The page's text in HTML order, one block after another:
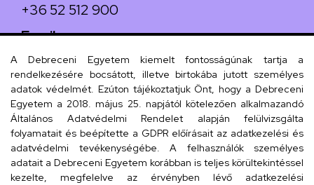
+36 52 512 900
Email
arany.titkarsag@arany-alt.unideb.hu
Cím
4026 Debrecen, Arany János tér 1.
Szervezeti telefonkönyv
A Debreceni Egyetem kiemelt fontosságúnak tartja a
rendelkezésére bocsátott, illetve birtokába jutott személyes
adatok védelmét. Ezúton tájékoztatjuk Önt, hogy a Debreceni
Egyetem a 2018. május 25. napjától kötelezően alkalmazandó
Általános Adatvédelmi Rendelet alapján felülvizsgálta
folyamatait és beépítette a GDPR előírásait az adatkezelési és
adatvédelmi tevékenységébe. A felhasználók személyes
adatait a Debreceni Egyetem korábban is teljes körültekintéssel
kezelte, megfelelve az érvényben lévő adatkezelési